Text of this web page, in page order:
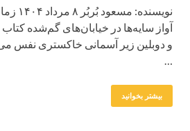
آواز سایه‌ها در خیابان‌های گم‌شده
و دوبلین زیر آسمانی خاکستری نفس
…
بیشتر بخوانید